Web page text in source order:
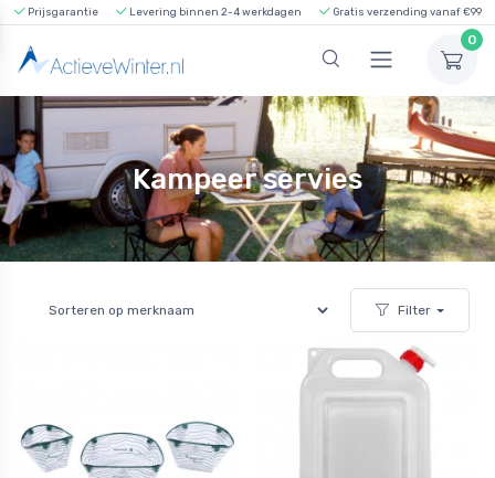
Prijsgarantie Levering binnen 2-4 werkdagen Gratis verzending vanaf €99
0
Kampeer servies
Filter